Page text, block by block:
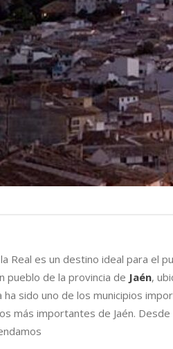
la Real es un destino ideal para el
pueblo de la provincia de Jaén,
ha sido uno de los municipios
más importantes de Jaén. Desde